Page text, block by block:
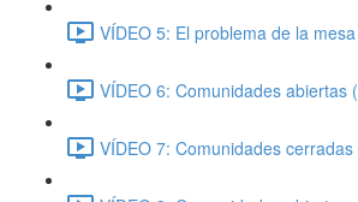
VÍDEO 5: El problema de la
VÍDEO 6: Comunidades abiertas
VÍDEO 7: Comunidades cerradas